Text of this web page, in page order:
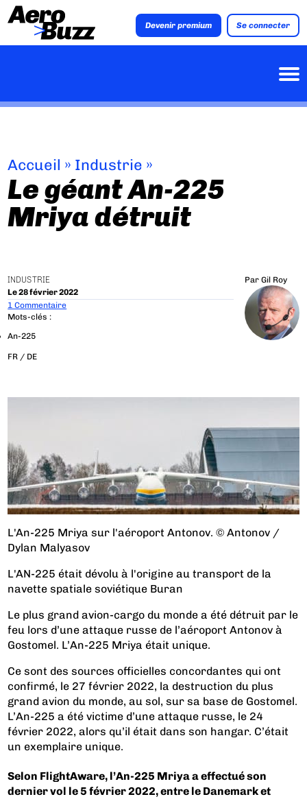
Devenir premium Se connecter
Accueil » Industrie »
Le géant An-225
Mriya détruit
INDUSTRIE
Le 28 février 2022
Par Gil Roy
1 Commentaire
Mots-clés :
An-225
FR / DE
L'An-225 Mriya sur l'aéroport Antonov. © Antonov /
Dylan Malyasov
L'AN-225 était dévolu à l'origine au transport de la
navette spatiale soviétique Buran
Le plus grand avion-cargo du monde a été détruit par le
feu lors d’une attaque russe de l’aéroport Antonov à
Gostomel. L’An-225 Mriya était unique.
Ce sont des sources officielles concordantes qui ont
confirmé, le 27 février 2022, la destruction du plus
grand avion du monde, au sol, sur sa base de Gostomel.
L’An-225 a été victime d’une attaque russe, le 24
février 2022, alors qu’il était dans son hangar. C’était
un exemplaire unique.
Selon FlightAware, l’An-225 Mriya a effectué son
dernier vol le 5 février 2022, entre le Danemark et